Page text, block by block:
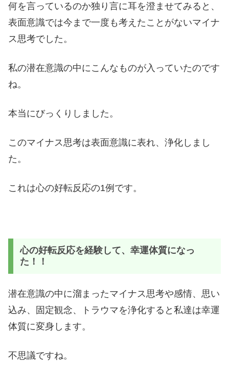
何を言っているのか独り言に耳を澄ませてみると、
表面意識では今まで一度も考えたことがないマイナ
ス思考でした。
私の潜在意識の中にこんなものが入っていたのです
ね。
本当にびっくりしました。
このマイナス思考は表面意識に表れ、浄化しまし
た。
これは心の好転反応の1例です。
心の好転反応を経験して、幸運体質になっ
た！！
潜在意識の中に溜まったマイナス思考や感情、思い
込み、固定観念、トラウマを浄化すると私達は幸運
体質に変身します。
不思議ですね。